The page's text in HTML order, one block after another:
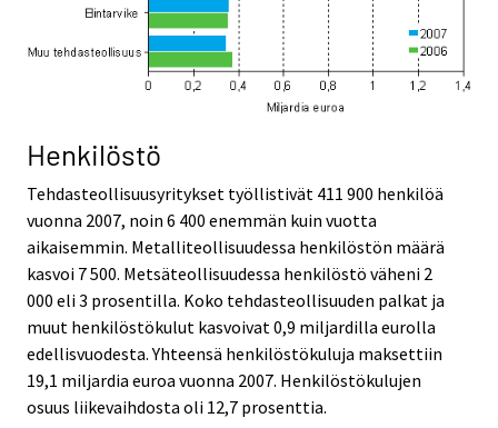
Henkilöstö
Tehdasteollisuusyritykset työllistivät 411 900 henkilöä
vuonna 2007, noin 6 400 enemmän kuin vuotta
aikaisemmin. Metalliteollisuudessa henkilöstön määrä
kasvoi 7 500. Metsäteollisuudessa henkilöstö väheni 2
000 eli 3 prosentilla. Koko tehdasteollisuuden palkat ja
muut henkilöstökulut kasvoivat 0,9 miljardilla eurolla
edellisvuodesta. Yhteensä henkilöstökuluja maksettiin
19,1 miljardia euroa vuonna 2007. Henkilöstökulujen
osuus liikevaihdosta oli 12,7 prosenttia.